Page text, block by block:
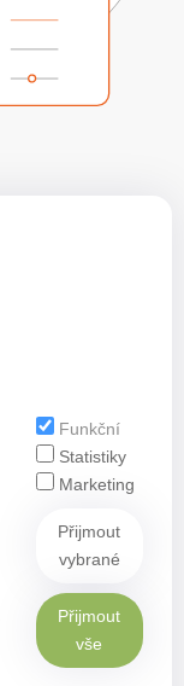
Funkční
Statistiky
Marketing
Přijmout
vybrané
Přijmout
vše